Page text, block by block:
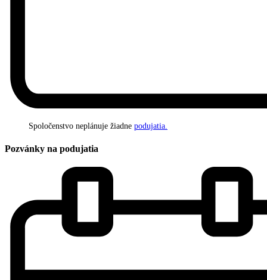
Spoločenstvo neplánuje žiadne podujatia.
Pozvánky na podujatia